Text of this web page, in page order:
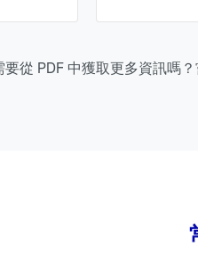
要從 PDF 中獲取更多資訊嗎